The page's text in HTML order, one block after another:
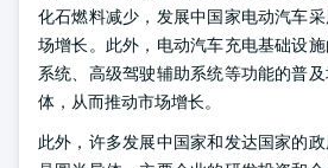
化石燃料减少，发展中国家电动汽车
场增长。此外，电动汽车充电基础设
系统、高级驾驶辅助系统等功能的普
体，从而推动市场增长。
此外，许多发展中国家和发达国家的